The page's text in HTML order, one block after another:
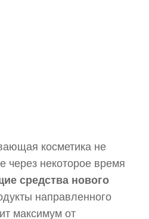
косметика не
через некоторое время
средства нового
направленного
максимум от